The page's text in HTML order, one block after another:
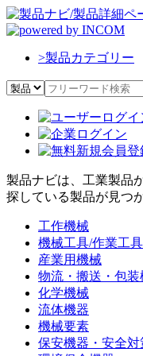
>製品カテゴリー
製品ナビは、工業製品
探している製品が見つ
工作機械
機械工具/作業工具
産業用機械
物流・搬送・包装
化学機械
流体機器
機械要素
保安機器・安全対